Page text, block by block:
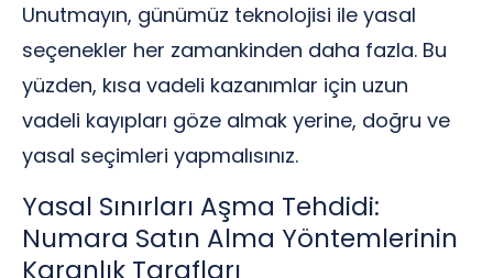
Unutmayın, günümüz teknolojisi ile yasal
seçenekler her zamankinden daha fazla. Bu
yüzden, kısa vadeli kazanımlar için uzun
vadeli kayıpları göze almak yerine, doğru ve
yasal seçimleri yapmalısınız.
Yasal Sınırları Aşma Tehdidi:
Numara Satın Alma Yöntemlerinin
Karanlık Tarafları